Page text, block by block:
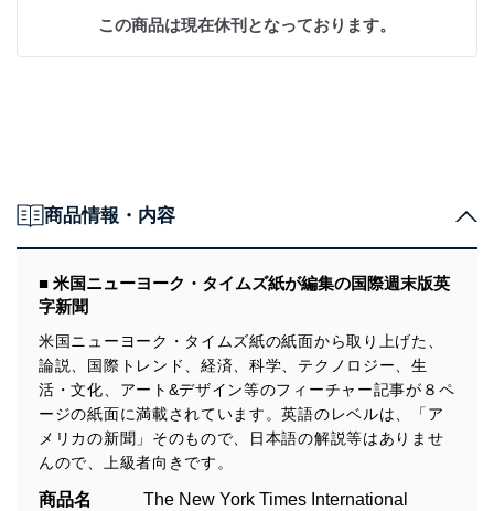
この商品は現在休刊となっております。
商品情報・内容
■ 米国ニューヨーク・タイムズ紙が編集の国際週末版英
字新聞
米国ニューヨーク・タイムズ紙の紙面から取り上げた、
論説、国際トレンド、経済、科学、テクノロジー、生
活・文化、アート&デザイン等のフィーチャー記事が８ペ
ージの紙面に満載されています。英語のレベルは、「ア
メリカの新聞」そのもので、日本語の解説等はありませ
んので、上級者向きです。
商品名
The New York Times International